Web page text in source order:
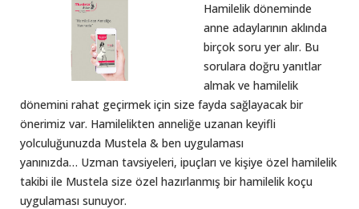
Hamilelik döneminde
anne adaylarının aklında
birçok soru yer alır. Bu
sorulara doğru yanıtlar
almak ve hamilelik
dönemini rahat geçirmek için size fayda sağlayacak bir
önerimiz var. Hamilelikten anneliğe uzanan keyifli
yolculuğunuzda Mustela & ben uygulaması
yanınızda… Uzman tavsiyeleri, ipuçları ve kişiye özel hamilelik
takibi ile Mustela size özel hazırlanmış bir hamilelik koçu
uygulaması sunuyor.